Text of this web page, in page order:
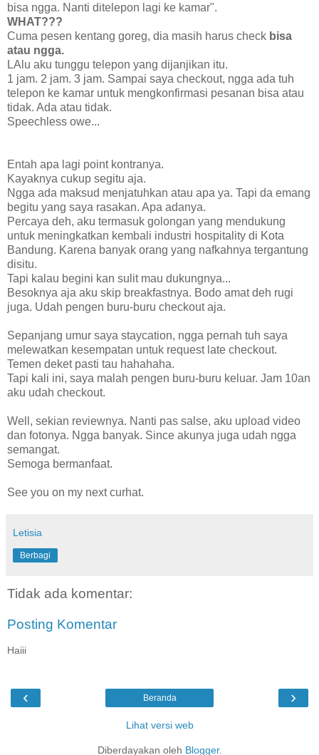
bisa ngga. Nanti ditelepon lagi ke kamar".
WHAT???
Cuma pesen kentang goreg, dia masih harus check bisa
atau ngga.
LAlu aku tunggu telepon yang dijanjikan itu.
1 jam. 2 jam. 3 jam. Sampai saya checkout, ngga ada tuh
telepon ke kamar untuk mengkonfirmasi pesanan bisa atau
tidak. Ada atau tidak.
Speechless owe...
Entah apa lagi point kontranya.
Kayaknya cukup segitu aja.
Ngga ada maksud menjatuhkan atau apa ya. Tapi da emang
begitu yang saya rasakan. Apa adanya.
Percaya deh, aku termasuk golongan yang mendukung
untuk meningkatkan kembali industri hospitality di Kota
Bandung. Karena banyak orang yang nafkahnya tergantung
disitu.
Tapi kalau begini kan sulit mau dukungnya...
Besoknya aja aku skip breakfastnya. Bodo amat deh rugi
juga. Udah pengen buru-buru checkout aja.
Sepanjang umur saya staycation, ngga pernah tuh saya
melewatkan kesempatan untuk request late checkout.
Temen deket pasti tau hahahaha.
Tapi kali ini, saya malah pengen buru-buru keluar. Jam 10an
aku udah checkout.
Well, sekian reviewnya. Nanti pas salse, aku upload video
dan fotonya. Ngga banyak. Since akunya juga udah ngga
semangat.
Semoga bermanfaat.
See you on my next curhat.
Letisia
Berbagi
Tidak ada komentar:
Posting Komentar
Haiii
‹ ›
Beranda
Lihat versi web
Diberdayakan oleh Blogger.